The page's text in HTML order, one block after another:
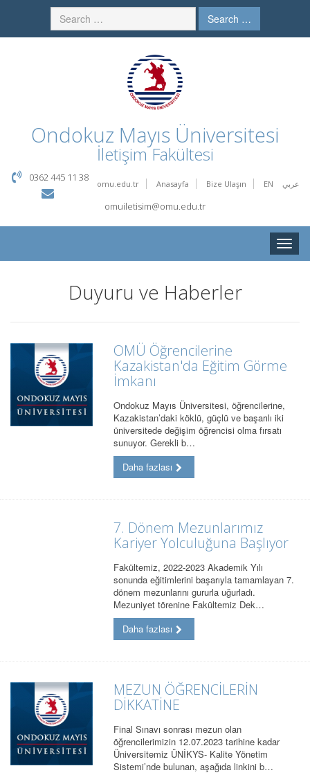
Search …
Ondokuz Mayıs Üniversitesi
İletişim Fakültesi
omu.edu.tr Anasayfa Bize Ulaşın EN عربي
0362 445 11 38
omuiletisim@omu.edu.tr
Toggle
Duyuru ve Haberler
OMÜ Öğrencilerine
Kazakistan'da Eğitim Görme
İmkanı
Ondokuz Mayıs Üniversitesi, öğrencilerine,
Kazakistan’daki köklü, güçlü ve başarılı iki
üniversitede değişim öğrencisi olma fırsatı
sunuyor. Gerekli b…
Daha fazlası
7. Dönem Mezunlarımız
Kariyer Yolculuğuna Başlıyor
Fakültemiz, 2022-2023 Akademik Yılı
sonunda eğitimlerini başarıyla tamamlayan 7.
dönem mezunlarını gururla uğurladı.
Mezuniyet törenine Fakültemiz Dek…
Daha fazlası
MEZUN ÖĞRENCİLERİN
DİKKATİNE
Final Sınavı sonrası mezun olan
öğrencilerimizin 12.07.2023 tarihine kadar
Üniversitemiz ÜNİKYS- Kalite Yönetim
Sistemi’nde bulunan, aşağıda linkini b…